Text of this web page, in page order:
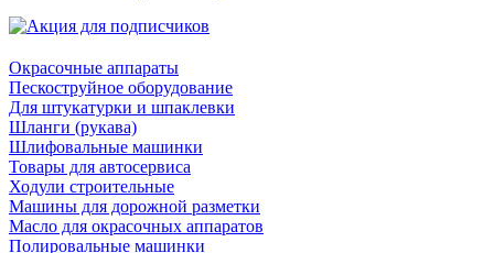
Окрасочные аппараты
Пескоструйное оборудование
Для штукатурки и шпаклевки
Шланги (рукава)
Шлифовальные машинки
Товары для автосервиса
Ходули строительные
Машины для дорожной разметки
Масло для окрасочных аппаратов
Полировальные машинки